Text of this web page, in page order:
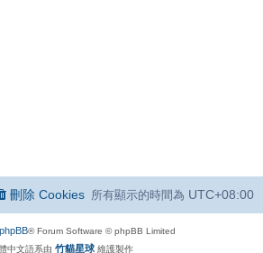
所有顯示的時間為 UTC+08:00
刪除 Cookies
phpBB® Forum Software © phpBB Limited
中文語系由 竹貓星球 維護製作